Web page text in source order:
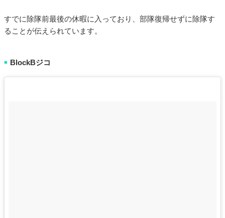
すでに除隊前最後の休暇に入っており、部隊復帰せずに除隊す
ることが伝えられています。
■ BlockBジコ